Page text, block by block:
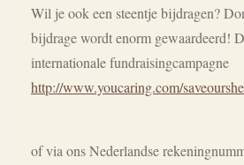
Wil je ook een steentje bijdragen?
bijdrage wordt enorm gewaardeerd!
internationale fundraisingcampagne
http://www.youcaring.com/
of via ons Nederlandse